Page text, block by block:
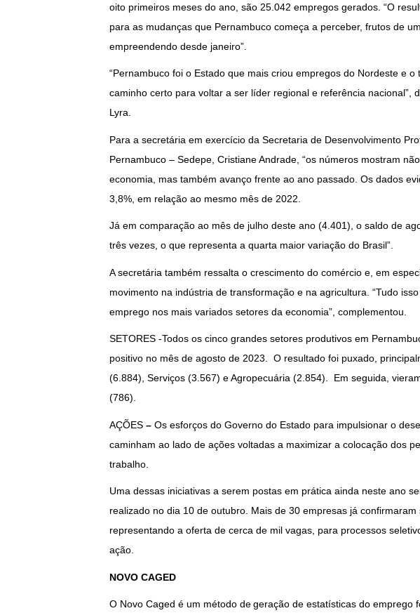
oito primeiros meses do ano, são 25.042 empregos gerados. “O
para as mudanças que Pernambuco começa a perceber, frutos de
empreendendo desde janeiro”.
“Pernambuco foi o Estado que mais criou empregos do Nordeste e
caminho certo para voltar a ser líder regional e referência nacional”,
Lyra.
Para a secretária em exercício da Secretaria de Desenvolvimento
Pernambuco – Sedepe, Cristiane Andrade, “os números mostram
economia, mas também avanço frente ao ano passado. Os dados
3,8%, em relação ao mesmo mês de 2022.
Já em comparação ao mês de julho deste ano (4.401), o saldo de
três vezes, o que representa a quarta maior variação do Brasil”.
A secretária também ressalta o crescimento do comércio e, em
movimento na indústria de transformação e na agricultura. “Tudo
emprego nos mais variados setores da economia”, complementou.
SETORES -Todos os cinco grandes setores produtivos em
positivo no mês de agosto de 2023. O resultado foi puxado,
(6.884), Serviços (3.567) e Agropecuária (2.854). Em seguida,
(786).
AÇÕES –Os esforços do Governo do Estado para impulsionar o
caminham ao lado de ações voltadas a maximizar a colocação dos
trabalho.
Uma dessas iniciativas a serem postas em prática ainda neste ano
realizado no dia 10 de outubro. Mais de 30 empresas já
representando a oferta de cerca de mil vagas, para processos
ação.
NOVO CAGED
O Novo Caged é um método de geração de estatísticas do emprego